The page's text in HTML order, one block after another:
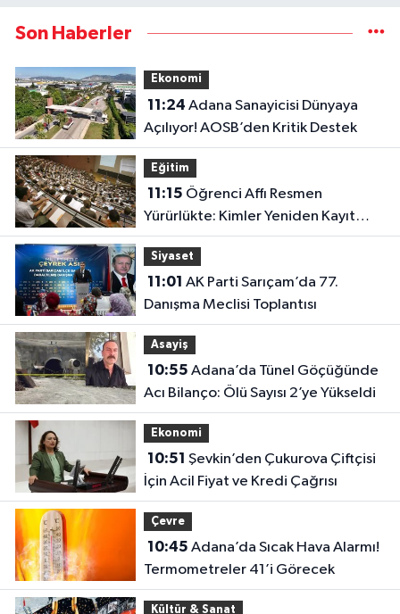
Son Haberler
Ekonomi
11:24
Açılıyor! AOSB’den Kritik Destek
Eğitim
11:15
Yürürlükte: Kimler Yeniden Kayıt
Yaptırabilecek?
Siyaset
11:01
Danışma Meclisi Toplantısı
Asayiş
10:55
Acı Bilanço: Ölü Sayısı 2’ye Yükseldi
Ekonomi
10:51
İçin Acil Fiyat ve Kredi Çağrısı
Çevre
10:45
Termometreler 41’i Görecek
Kültür & Sanat